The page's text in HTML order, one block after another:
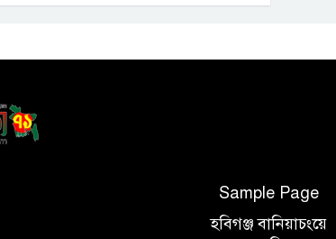
Sample Page
হবিগঞ্জ বানিয়াচংয়ে